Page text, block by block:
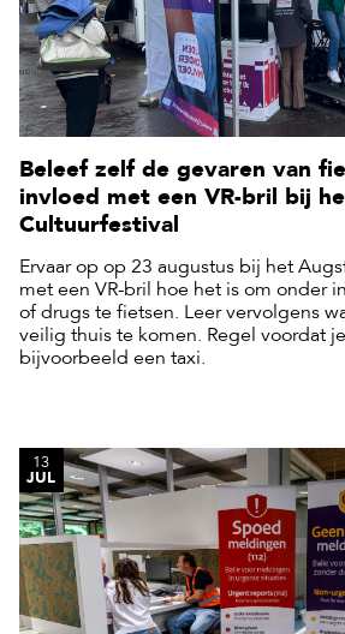
Beleef zelf de gevaren van fietsen onder
invloed met een VR-bril bij
Cultuurfestival
Ervaar op op 23 augustus bij het
met een VR-bril hoe het is om onder
of drugs te fietsen. Leer vervolgens
veilig thuis te komen. Regel voordat
bijvoorbeeld een taxi.
13
JUL